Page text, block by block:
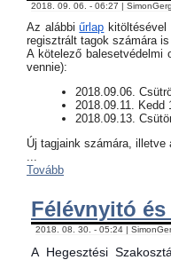
2018. 09. 06. - 06:27 |
Az alábbiűrlap
regisztrált tagok számára
​A kötelező balesetvédelmi
vennie):
​2018.09.06.
2018.09.11. Kedd
2018.09.13.
Új tagjaink számára, illetve
...
Tovább
Félévnyitó és
2018. 08. 30. - 05:24 |
A Hegesztési